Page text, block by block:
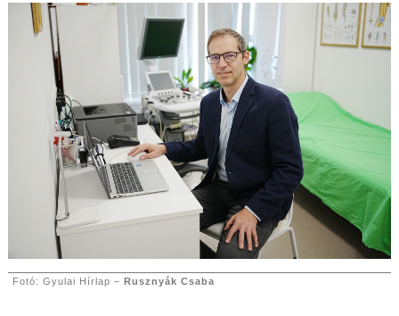
Fotó: Gyulai Hírlap – Rusznyák Csaba